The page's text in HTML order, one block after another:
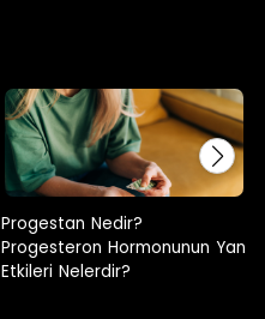
Hamilelikte Adet Görülür Mü?